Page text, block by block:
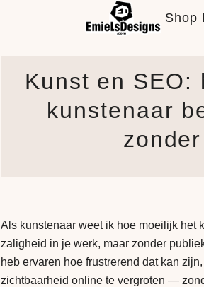
Shop
Kunst en SEO:
kunstenaar
Als kunstenaar weet ik hoe moeilijk het
zaligheid in je werk, maar zonder
heb ervaren hoe frustrerend dat kan
zichtbaarheid online te vergroten —